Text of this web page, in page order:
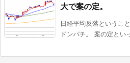
大で案の定。
日経平均反落というこ
ドンパチ。 案の定とい